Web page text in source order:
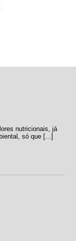
nutricionais, já
só que [...]